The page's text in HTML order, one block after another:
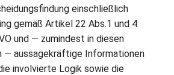
einschließlich
gemäß Artikel 22 Abs.1 und 4
und — zumindest in diesen
— aussagekräftige Informationen
involvierte Logik sowie die